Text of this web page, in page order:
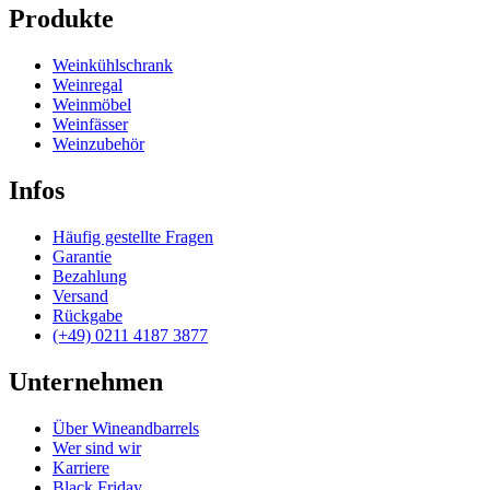
Produkte
Weinkühlschrank
Weinregal
Weinmöbel
Weinfässer
Weinzubehör
Infos
Häufig gestellte Fragen
Garantie
Bezahlung
Versand
Rückgabe
(+49) 0211 4187 3877
Unternehmen
Über Wineandbarrels
Wer sind wir
Karriere